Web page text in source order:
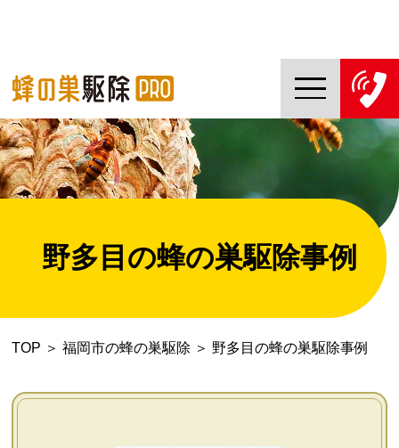
TOP
蜂の巣駆除PROについて
蜂の巣駆除ご依頼の流れ
対応エリア一覧
野多目の蜂の巣駆除事例
TOP ＞ 福岡市の蜂の巣駆除 ＞ 野多目の蜂の巣駆除事例